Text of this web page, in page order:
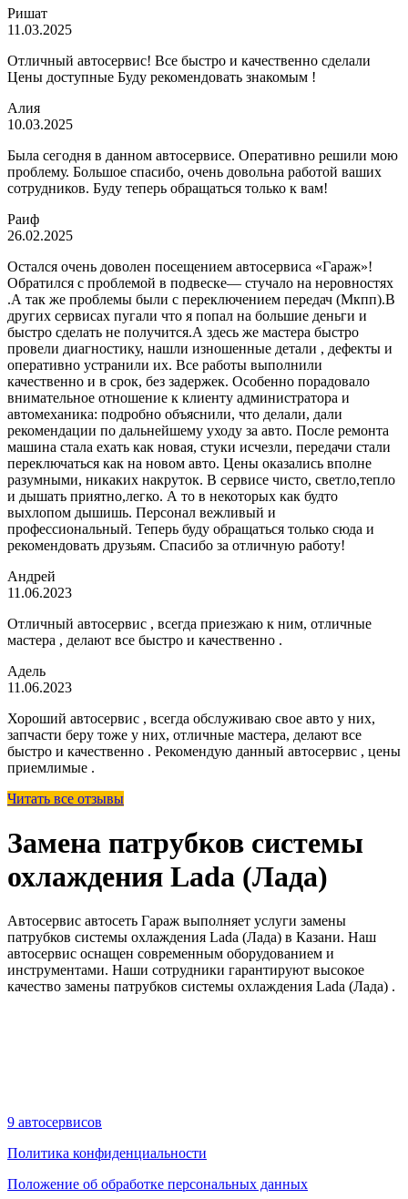
Ришат
11.03.2025
Отличный автосервис! Все быстро и качественно сделали
Цены доступные Буду рекомендовать знакомым !
Алия
10.03.2025
Была сегодня в данном автосервисе. Оперативно решили мою
проблему. Большое спасибо, очень довольна работой ваших
сотрудников. Буду теперь обращаться только к вам!
Раиф
26.02.2025
Остался очень доволен посещением автосервиса «Гараж»!
Обратился с проблемой в подвеске— стучало на неровностях
.А так же проблемы были с переключением передач (Мкпп).В
других сервисах пугали что я попал на большие деньги и
быстро сделать не получится.А здесь же мастера быстро
провели диагностику, нашли изношенные детали , дефекты и
оперативно устранили их. Все работы выполнили
качественно и в срок, без задержек. Особенно порадовало
внимательное отношение к клиенту администратора и
автомеханика: подробно объяснили, что делали, дали
рекомендации по дальнейшему уходу за авто. После ремонта
машина стала ехать как новая, стуки исчезли, передачи стали
переключаться как на новом авто. Цены оказались вполне
разумными, никаких накруток. В сервисе чисто, светло,тепло
и дышать приятно,легко. А то в некоторых как будто
выхлопом дышишь. Персонал вежливый и
профессиональный. Теперь буду обращаться только сюда и
рекомендовать друзьям. Спасибо за отличную работу!
Андрей
11.06.2023
Отличный автосервис , всегда приезжаю к ним, отличные
мастера , делают все быстро и качественно .
Адель
11.06.2023
Хороший автосервис , всегда обслуживаю свое авто у них,
запчасти беру тоже у них, отличные мастера, делают все
быстро и качественно . Рекомендую данный автосервис , цены
приемлимые .
Читать все отзывы
Замена патрубков системы
охлаждения Lada (Лада)
Автосервис автосеть Гараж выполняет услуги замены
патрубков системы охлаждения Lada (Лада) в Казани. Наш
автосервис оснащен современным оборудованием и
инструментами. Наши сотрудники гарантируют высокое
качество замены патрубков системы охлаждения Lada (Лада) .
9 автосервисов
Политика конфиденциальности
Положение об обработке персональных данных